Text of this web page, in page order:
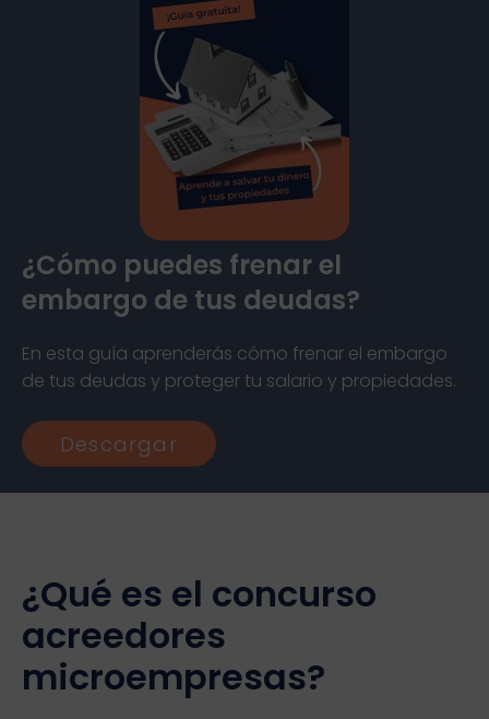
¿Cómo puedes frenar el
embargo de tus deudas?
En esta guía aprenderás cómo frenar el embargo
de tus deudas y proteger tu salario y propiedades.
Descargar
¿Qué es el concurso
acreedores
microempresas?